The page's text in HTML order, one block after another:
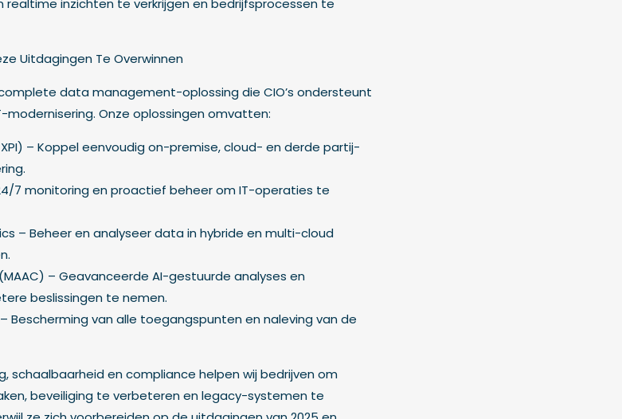
inzichten te verkrijgen en bedrijfsprocessen te
Uitdagingen Te Overwinnen
data management-oplossing die CIO’s ondersteunt
modernisering. Onze oplossingen omvatten:
– Koppel eenvoudig on-premise, cloud- en derde partij-
7 monitoring en proactief beheer om IT-operaties te
– Beheer en analyseer data in hybride en multi-cloud
– Geavanceerde AI-gestuurde analyses en
beslissingen te nemen.
Bescherming van alle toegangspunten en naleving van de
schaalbaarheid en compliance helpen wij bedrijven om
beveiliging te verbeteren en legacy-systemen te